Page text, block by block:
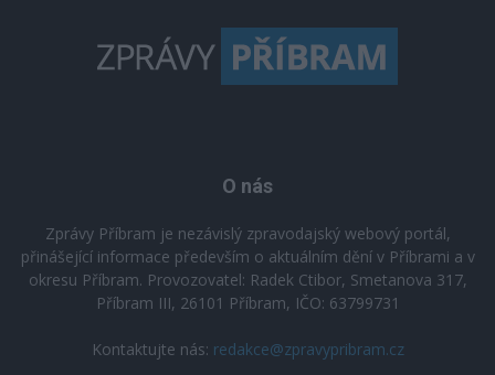
O nás
Zprávy Příbram je nezávislý zpravodajský webový portál,
přinášející informace především o aktuálním dění v Příbrami a v
okresu Příbram. Provozovatel: Radek Ctibor, Smetanova 317,
Příbram III, 26101 Příbram, IČO: 63799731
Kontaktujte nás: redakce@zpravypribram.cz